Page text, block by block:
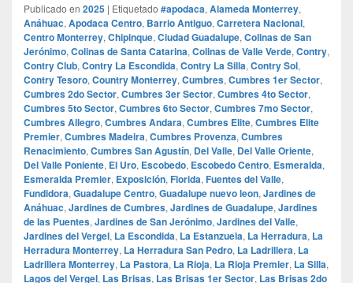
Publicado en 2025 | Etiquetado #apodaca, Alameda Monterrey,
Anáhuac, Apodaca Centro, Barrio Antiguo, Carretera Nacional,
Centro Monterrey, Chipinque, Ciudad Guadalupe, Colinas de San
Jerónimo, Colinas de Santa Catarina, Colinas de Valle Verde, Contry,
Contry Club, Contry La Escondida, Contry La Silla, Contry Sol,
Contry Tesoro, Country Monterrey, Cumbres, Cumbres 1er Sector,
Cumbres 2do Sector, Cumbres 3er Sector, Cumbres 4to Sector,
Cumbres 5to Sector, Cumbres 6to Sector, Cumbres 7mo Sector,
Cumbres Allegro, Cumbres Andara, Cumbres Elite, Cumbres Elite
Premier, Cumbres Madeira, Cumbres Provenza, Cumbres
Renacimiento, Cumbres San Agustín, Del Valle, Del Valle Oriente,
Del Valle Poniente, El Uro, Escobedo, Escobedo Centro, Esmeralda,
Esmeralda Premier, Exposición, Florida, Fuentes del Valle,
Fundidora, Guadalupe Centro, Guadalupe nuevo leon, Jardines de
Anáhuac, Jardines de Cumbres, Jardines de Guadalupe, Jardines
de las Puentes, Jardines de San Jerónimo, Jardines del Valle,
Jardines del Vergel, La Escondida, La Estanzuela, La Herradura, La
Herradura Monterrey, La Herradura San Pedro, La Ladrillera, La
Ladrillera Monterrey, La Pastora, La Rioja, La Rioja Premier, La Silla,
Lagos del Vergel, Las Brisas, Las Brisas 1er Sector, Las Brisas 2do